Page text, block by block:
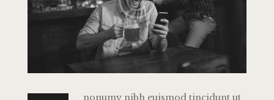
nonumy nibh euismod tincidunt ut